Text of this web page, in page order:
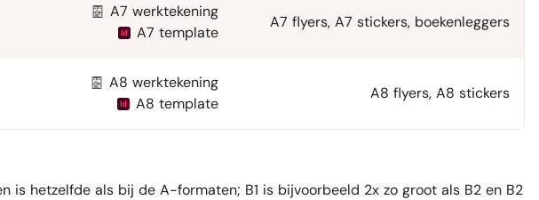
A7 werktekening
A7 template
A7 flyers, A7 stickers, boekenleggers
A8 werktekening
A8 template
A8 flyers, A8 stickers
hetzelfde als bij de A-formaten; B1 is bijvoorbeeld 2x zo groot als B2 en B2